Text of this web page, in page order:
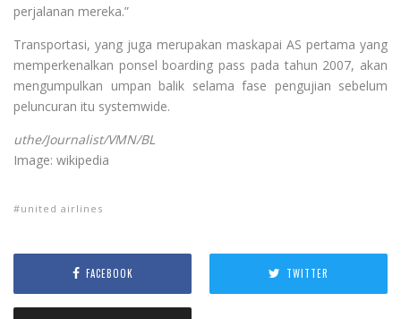
perjalanan mereka.”
Transportasi, yang juga merupakan maskapai AS pertama yang
memperkenalkan ponsel boarding pass pada tahun 2007, akan
mengumpulkan umpan balik selama fase pengujian sebelum
peluncuran itu systemwide.
uthe/Journalist/VMN/BL
Image: wikipedia
united airlines
FACEBOOK TWITTER